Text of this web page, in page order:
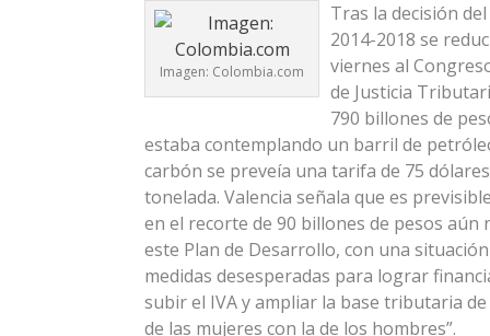
Imagen: Colombia.com
Tras la decisión
2014-2018 se
viernes al
de Justicia
790 billones de
estaba contemplando un barril de
carbón se preveía una tarifa de 75
tonelada. Valencia señala que es
en el recorte de 90 billones de pesos aún
este Plan de Desarrollo, con una
medidas desesperadas para lograr
subir el IVA y ampliar la base tributaria
de las mujeres con la de los hombres”.